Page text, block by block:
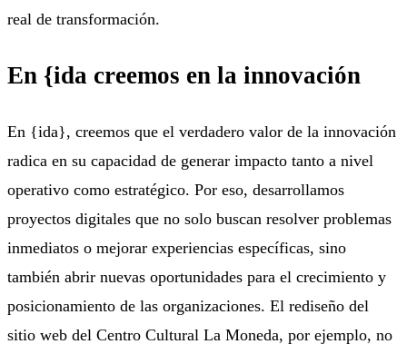
real de transformación.
En {ida creemos en la innovación
En {ida}, creemos que el verdadero valor de la innovación
radica en su capacidad de generar impacto tanto a nivel
operativo como estratégico. Por eso, desarrollamos
proyectos digitales que no solo buscan resolver problemas
inmediatos o mejorar experiencias específicas, sino
también abrir nuevas oportunidades para el crecimiento y
posicionamiento de las organizaciones. El rediseño del
sitio web del Centro Cultural La Moneda, por ejemplo, no